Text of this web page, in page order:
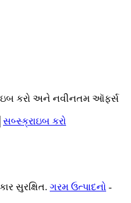
કરો અને નવીનતમ ઑફર્સ
સબ્સ્ક્રાઇબ કરો
સુરક્ષિત. ગરમ ઉત્પાદનો -